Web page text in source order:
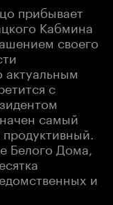
прибывает
Кабмина
своего
актуальным
с
самый
Белого Дома,
и